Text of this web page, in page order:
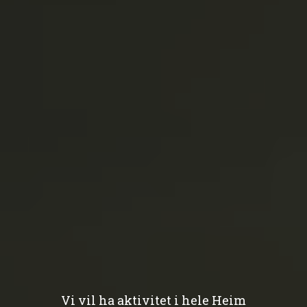
Vi vil ha aktivitet i hele Heim